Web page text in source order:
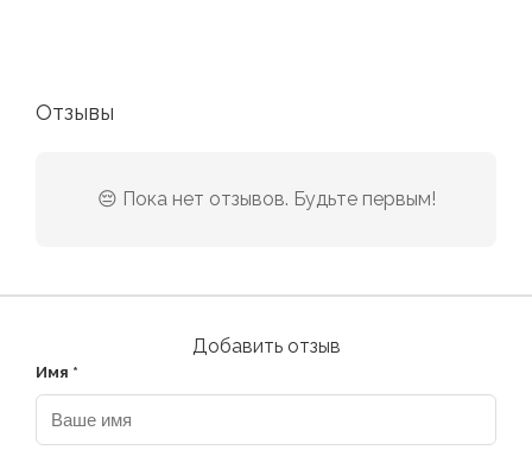
Отзывы
😔 Пока нет отзывов. Будьте первым!
Добавить отзыв
Имя *